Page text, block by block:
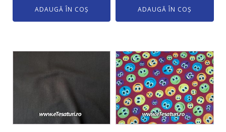
ADAUGĂ ÎN COȘ ADAUGĂ ÎN COȘ